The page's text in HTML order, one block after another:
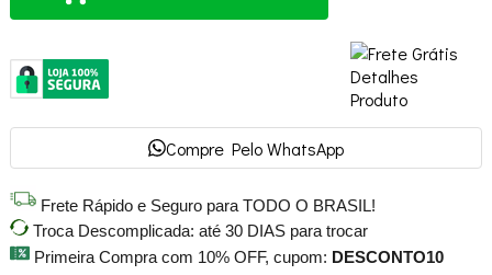
Compre Pelo WhatsApp
Frete Rápido e Seguro para TODO O BRASIL!
Troca Descomplicada: até 30 DIAS para trocar
Primeira Compra com 10% OFF, cupom: DESCONTO10